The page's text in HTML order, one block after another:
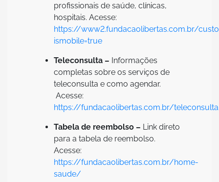
profissionais de saúde, clínicas,
hospitais. Acesse:
https://www2.fundacaolibertas.com.br/
ismobile=true
Teleconsulta – Informações
completas sobre os serviços de
teleconsulta e como agendar.
Acesse:
https://fundacaolibertas.com.br/
Tabela de reembolso – Link direto
para a tabela de reembolso.
Acesse:
https://fundacaolibertas.com.br/home-
saude/